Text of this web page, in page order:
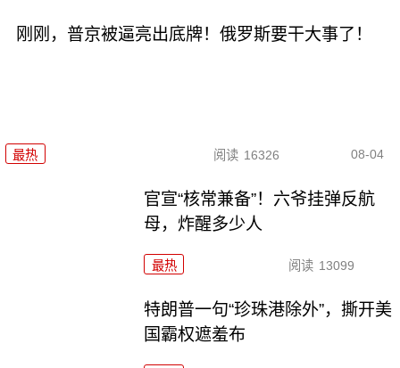
刚刚，普京被逼亮出底牌！俄罗斯要干大事了！
最热 阅读 16326 08-04
官宣“核常兼备”！六爷挂弹反航
母，炸醒多少人
最热 阅读 13099
特朗普一句“珍珠港除外”，撕开美
国霸权遮羞布